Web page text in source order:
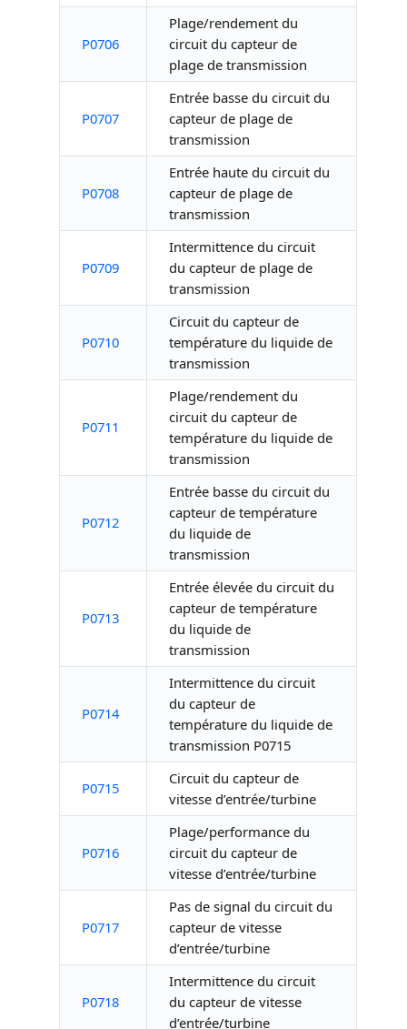
P0706
Plage/rendement du
circuit du capteur de
plage de transmission
P0707
Entrée basse du circuit du
capteur de plage de
transmission
P0708
Entrée haute du circuit du
capteur de plage de
transmission
P0709
Intermittence du circuit
du capteur de plage de
transmission
P0710
Circuit du capteur de
température du liquide de
transmission
P0711
Plage/rendement du
circuit du capteur de
température du liquide de
transmission
P0712
Entrée basse du circuit du
capteur de température
du liquide de
transmission
P0713
Entrée élevée du circuit du
capteur de température
du liquide de
transmission
P0714
Intermittence du circuit
du capteur de
température du liquide de
transmission P0715
P0715
Circuit du capteur de
vitesse d’entrée/turbine
P0716
Plage/performance du
circuit du capteur de
vitesse d’entrée/turbine
P0717
Pas de signal du circuit du
capteur de vitesse
d’entrée/turbine
P0718
Intermittence du circuit
du capteur de vitesse
d’entrée/turbine